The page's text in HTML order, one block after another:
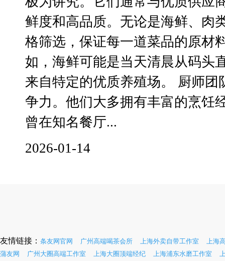
鲜度和高品质。无论是海鲜、肉
格筛选，保证每一道菜品的原材
如，海鲜可能是当天清晨从码头
来自特定的优质养殖场。 厨师团
争力。他们大多拥有丰富的烹饪
曾在知名餐厅...
2026-01-14
友情链接： 条友网官网 广州高端喝茶会所 上海外卖自带工作室
上海
蒲友网
广州大圈高端工作室 上海大圈顶端经纪 上海浦东水磨工作室